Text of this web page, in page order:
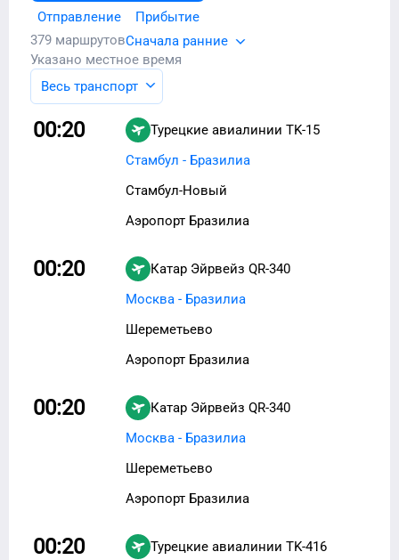
Отправление
Прибытие
379 маршрутовСначала ранние
Указано местное время
Весь транспорт
00:20 Турецкие авиалинии TK-15
Стамбул - Бразилиа
Стамбул-Новый
Аэропорт Бразилиа
00:20 Катар Эйрвейз QR-340
Москва - Бразилиа
Шереметьево
Аэропорт Бразилиа
00:20 Катар Эйрвейз QR-340
Москва - Бразилиа
Шереметьево
Аэропорт Бразилиа
00:20 Турецкие авиалинии TK-416